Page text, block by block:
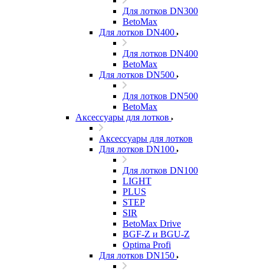
Для лотков DN300
BetoMax
Для лотков DN400
Для лотков DN400
BetoMax
Для лотков DN500
Для лотков DN500
BetoMax
Аксессуары для лотков
Аксессуары для лотков
Для лотков DN100
Для лотков DN100
LIGHT
PLUS
STEP
SIR
BetoMax Drive
BGF-Z и BGU-Z
Optima Profi
Для лотков DN150